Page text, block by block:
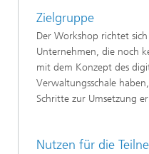
Zielgruppe
Der Workshop richtet
Unternehmen, die noch
mit dem Konzept des
Verwaltungsschale
Schritte zur Umsetzung
Nutzen für die